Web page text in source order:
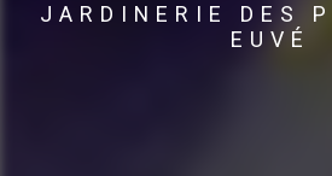
JARDINERIE DES
EUVÉ